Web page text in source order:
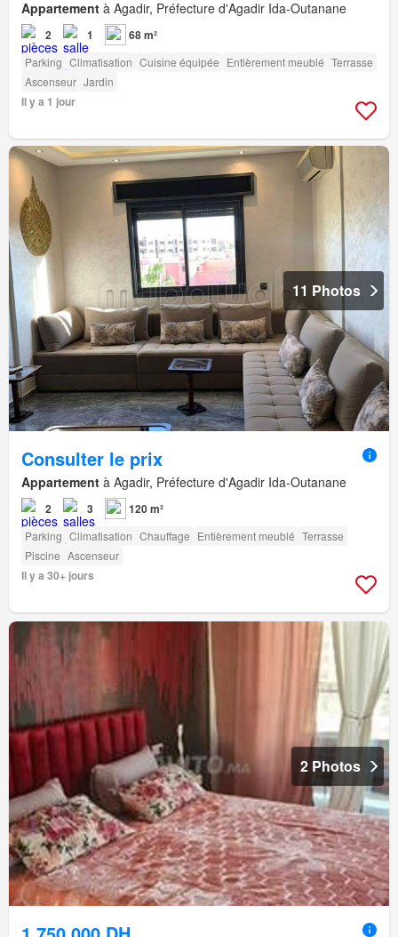
Appartement à Agadir, Préfecture d'Agadir Ida-Outanane
2 1 68 m²
Parking Climatisation Cuisine équipée Entièrement meublé Terrasse
Ascenseur Jardin
Il y a 1 jour
11 Photos
Consulter le prix
Appartement à Agadir, Préfecture d'Agadir Ida-Outanane
2 3 120 m²
Parking Climatisation Chauffage Entièrement meublé Terrasse
Piscine Ascenseur
Il y a 30+ jours
2 Photos